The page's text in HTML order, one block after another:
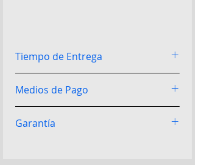
Tiempo de Entrega
Bicicleta!24h Lima / De 2 a 3 días
provincias dependiendo el destino /
Entregas urgentes el mismo día previa
Medios de Pago
Pago! Pago contra entrega: Podrán
Garantía